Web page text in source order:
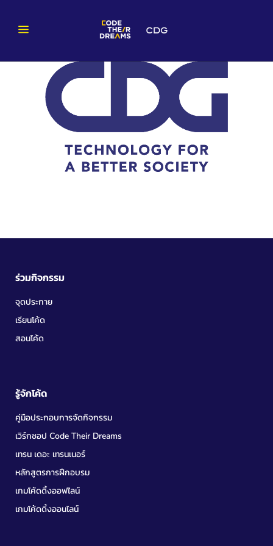
ร่วมกิจกรรม
จุดประกาย
เรียนโค้ด
สอนโค้ด
รู้จักโค้ด
คู่มือประกอบการจัดกิจกรรม
เวิร์กชอป Code Their Dreams
เทรน เดอะ เทรนเนอร์
หลักสูตรการฝึกอบรม
เกมโค้ดดิ้งออฟไลน์
เกมโค้ดดิ้งออนไลน์